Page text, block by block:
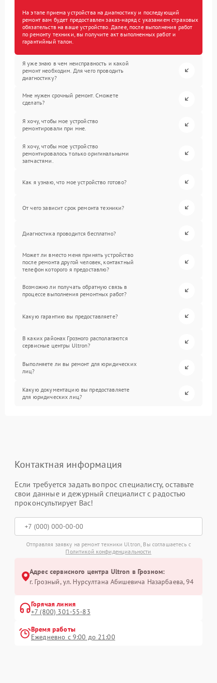
На этапе приема устройства на диагностику и последующий
ремонт вам будет предоставлен заказ-наряд с указанием страховых
обязательств на ваше устройство. Далее, после выполнения работ
по ремонту техники, вы получите акт выполненных работ и
гарантийный талон.
Я уже знаю в чем неисправность и какой
ремонт необходим. Для чего проводить
диагностику?
Мне нужен срочный ремонт. Сможете
сделать?
Я хочу, чтобы мое устройство
ремонтировали при мне.
Я хочу, чтобы мое устройство
ремонтировалось только оригинальными
запчастями.
Как я узнаю, что мое устройство готово?
От чего зависит срок ремонта техники?
Диагностика проводится бесплатно?
Может ли вместо меня принять устройство
после ремонта другой человек, контактный
телефон которого я предоставлю?
Возможно ли получать обратную связь в
процессе выполнения ремонтных работ?
Какую гарантию вы предоставляете?
В каких районах Грозного располагаются
сервисные центры Ultron?
Выполняете ли вы ремонт для юридических
лиц?
Какую документацию вы предоставляете
для юридических лиц?
Контактная информация
Если требуется задать вопрос специалисту, оставьте
свои данные и дежурный специалист с радостью
проконсультирует Вас!
Отправляя заявку на ремонт техники Ultron, Вы соглашаетесь с
Политикой конфиденциальности
Адрес сервисного центра Ultron в Грозном:
г. Грозный, ул. Нурсултана Абишевича Назарбаева, 94
Горячая линия
+7 (800) 301-55-83
Время работы
Ежедневно с 9:00 до 21:00